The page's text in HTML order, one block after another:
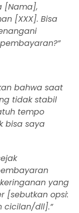
[Nama],
[XXX]. Bisa
bahwa saat
tidak stabil
tempo
bisa saya
yang
[sebutkan opsi:
cicilan/dll].”